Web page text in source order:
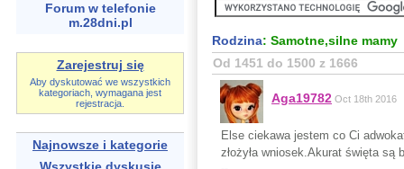
Forum w telefonie
m.28dni.pl
Zarejestruj się
Aby dyskutować we wszystkich
kategoriach, wymagana jest
rejestracja.
Najnowsze i kategorie
Rodzina: Samotne,silne mamy
Od 1451 do 1500 z 1666
Aga19782 Oct 18th 2016
Else ciekawa jestem co Ci
złożyła wniosek.Akurat święta są